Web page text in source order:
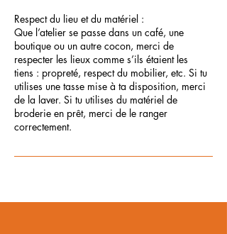
Respect du lieu et du matériel :
Que l’atelier se passe dans un café, une
boutique ou un autre cocon, merci de
respecter les lieux comme s’ils étaient les
tiens : propreté, respect du mobilier, etc. Si tu
utilises une tasse mise à ta disposition, merci
de la laver. Si tu utilises du matériel de
broderie en prêt, merci de le ranger
correctement.